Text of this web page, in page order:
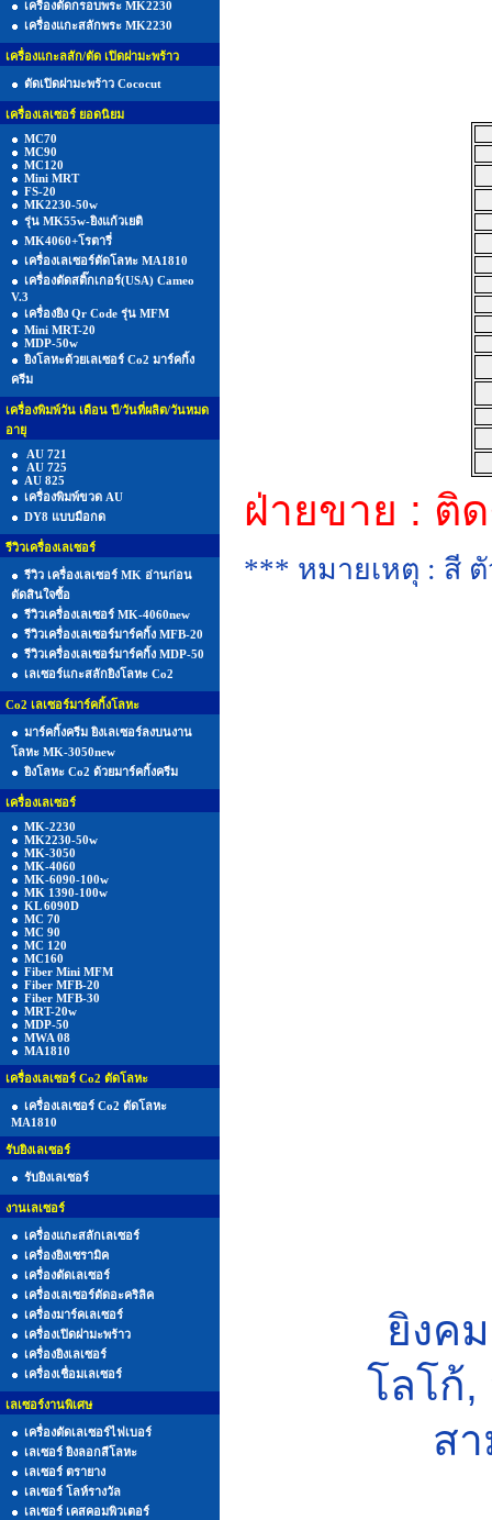
เครื่องตัดกรอบพระ MK2230
เครื่องแกะสลักพระ MK2230
เครื่องแกะลสัก/ตัด เปิดฝามะพร้าว
ตัดเปิดฝามะพร้าว Cococut
เครื่องเลเซอร์ ยอดนิยม
MC70
MC90
MC120
Mini MRT
FS-20
MK2230-50w
รุ่น MK55w-ยิงแก้วเยติ
MK4060+โรตารี่
เครื่องเลเซอร์ตัดโลหะ MA1810
เครื่องตัดสติ๊กเกอร์(USA) Cameo
V.3
เครื่องยิง Qr Code รุ่น MFM
Mini MRT-20
MDP-50w
ยิงโลหะด้วยเลเซอร์ Co2 มาร์คกิ้ง
ครีม
เครื่องพิมพ์วัน เดือน ปี/วันที่ผลิต/วันหมด
อายุ
AU 721
AU 725
AU 825
เครื่องพิมพ์ขวด AU
DY8 แบบมือกด
รีวิวเครื่องเลเซอร์
รีวิว เครื่องเลเซอร์ MK อ่านก่อน
ตัดสินใจซื้อ
รีวิวเครื่องเลเซอร์ MK-4060new
รีวิวเครื่องเลเซอร์มาร์คกิ้ง MFB-20
รีวิวเครื่องเลเซอร์มาร์คกิ้ง MDP-50
เลเซอร์แกะสลักยิงโลหะ Co2
Co2 เลเซอร์มาร์คกิ้งโลหะ
มาร์คกิ้งครีม ยิงเลเซอร์ลงบนงาน
โลหะ MK-3050new
ยิงโลหะ Co2 ด้วยมาร์คกิ้งครีม
เครื่องเลเซอร์
MK-2230
MK2230-50w
MK-3050
MK-4060
MK-6090-100w
MK 1390-100w
KL 6090D
MC 70
MC 90
MC 120
MC160
Fiber Mini MFM
Fiber MFB-20
Fiber MFB-30
MRT-20w
MDP-50
MWA 08
MA1810
เครื่องเลเซอร์ Co2 ตัดโลหะ
เครื่องเลเซอร์ Co2 ตัดโลหะ
MA1810
รับยิงเลเซอร์
รับยิงเลเซอร์
งานเลเซอร์
เครื่องแกะสลักเลเซอร์
เครื่องยิงเซรามิค
เครื่องตัดเลเซอร์
เครื่องเลเซอร์ตัดอะคริลิค
เครื่องมาร์คเลเซอร์
เครื่องเปิดฝามะพร้าว
เครื่องยิงเลเซอร์
เครื่องเชื่อมเลเซอร์
เลเซอร์งานพิเศษ
เครื่องตัดเลเซอร์ไฟเบอร์
เลเซอร์ ยิงลอกสีโลหะ
เลเซอร์ ตรายาง
เลเซอร์ โลห์รางวัล
เลเซอร์ เคสคอมพิวเตอร์
ฝ่ายขาย : ติ
*** หมายเหตุ : สี
ยิงค
โลโก้,
ส